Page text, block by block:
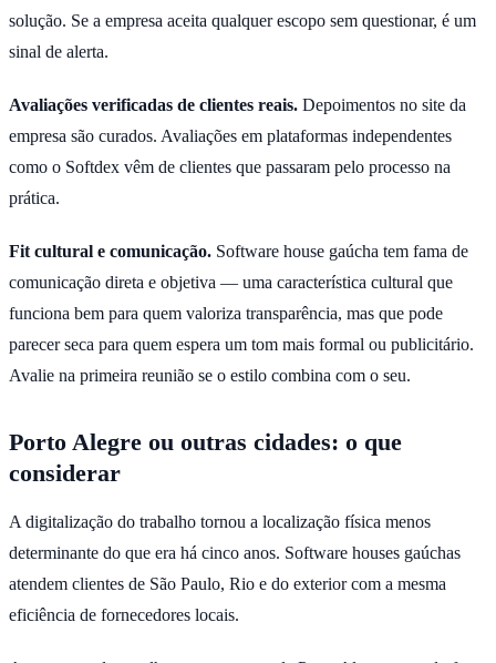
solução. Se a empresa aceita qualquer escopo sem questionar, é um
sinal de alerta.
Avaliações verificadas de clientes reais. Depoimentos no site da
empresa são curados. Avaliações em plataformas independentes
como o Softdex vêm de clientes que passaram pelo processo na
prática.
Fit cultural e comunicação. Software house gaúcha tem fama de
comunicação direta e objetiva — uma característica cultural que
funciona bem para quem valoriza transparência, mas que pode
parecer seca para quem espera um tom mais formal ou publicitário.
Avalie na primeira reunião se o estilo combina com o seu.
Porto Alegre ou outras cidades: o que
considerar
A digitalização do trabalho tornou a localização física menos
determinante do que era há cinco anos. Software houses gaúchas
atendem clientes de São Paulo, Rio e do exterior com a mesma
eficiência de fornecedores locais.